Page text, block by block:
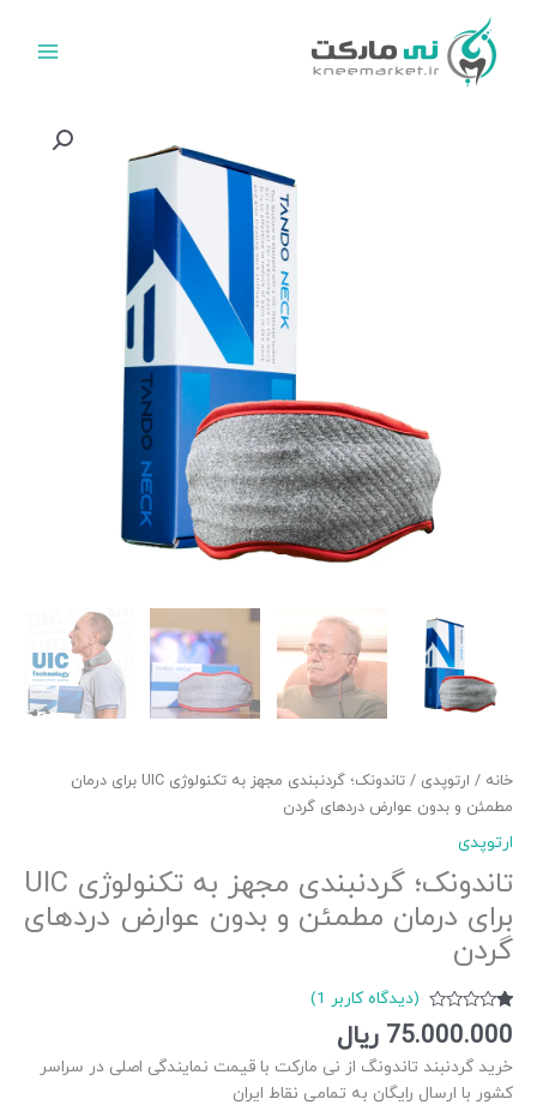
خانه / ارتوپدی
/ تاندونک؛ گردنبندی مجهز به تکنولوژی UIC برای درمان
مطمئن و بدون عوارض دردهای گردن
ارتوپدی
تاندونک؛ گردنبندی مجهز به تکنولوژی UIC
برای درمان مطمئن و بدون عوارض دردهای
گردن
امتیاز
1.00
5
امتیاز
1
مشتری
(دیدگاه کاربر 1
)
75.000.000 ریال
خرید گردنبند تاندونگ از نی مارکت با قیمت نمایندگی اصلی در سراسر
کشور با ارسال رایگان به تمامی نقاط ایران